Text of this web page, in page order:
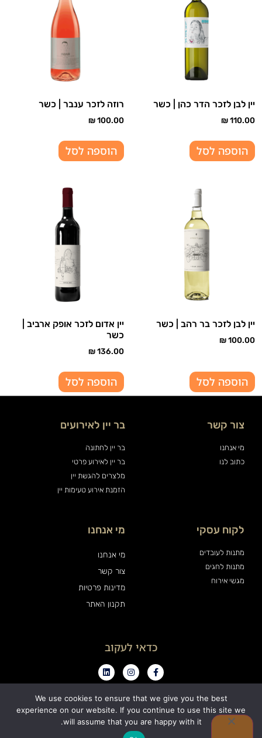
יין לבן לזכר הדר כהן | כשר
₪110.00
הוספה לסל
רוזה לזכר ענבר | כשר
₪100.00
הוספה לסל
יין לבן לזכר בר רהב | כשר
₪100.00
הוספה לסל
יין אדום לזכר אופק ארביב |
כשר
₪136.00
הוספה לסל
צור קשר
מי אנחנו
כתוב לנו
בר יין לאירועים
בר יין לחתונה
בר יין לאירוע פרטי
מלצרים להגשת יין
הזמנת אירוע טעימות יין
לקוח עסקי
מתנות לעובדים
מתנות לחגים
מגשי אירוח
מי אנחנו
מי אנחנו
צור קשר
מדינות פרטיות
תקנון האתר
כדאי לעקוב
כל הזכויות שמורות ויין אנד פרינדז בע"מ
0
We use cookies to ensure that we give you the best
experience on our website. If you continue to use this site we
will assume that you are happy with it.